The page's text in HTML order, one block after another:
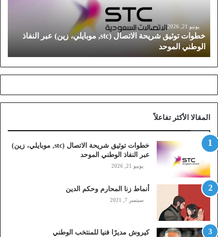
ش
ر
ل
ا
ت
ص
ل
(
s
,
م
يونيو 21, 2026
خطوات توثيق شريحة الاتصال (stc, موبايلي، زين) عبر النفاذ
الوطني الموحد
المقالا الأكثر تفاعلاً
خطوات توثيق شريحة الاتصال (stc, موبايلي، زين)
عبر النفاذ الوطني الموحد
يونيو 21, 2026
أنماط زنا المحارم وحكم الدين
سبتمبر 7, 2021
كيروش مديرًا فنيا للمنتخب الوطني